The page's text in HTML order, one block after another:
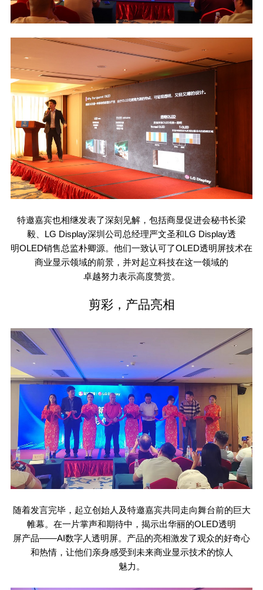
特邀嘉宾也相继发表了深刻见解，包括商显促进会秘书长梁
毅、 LG Display深圳公司总经理严文圣和LG Display透
明OLED销售总监朴卿源。他们一致认可了OLED透明屏技术在
商业显示领域的前景，并对起立科技在这一领域的
卓越努力表示高度赞赏。
剪彩，产品亮相
随着发言完毕，起立创始人及特邀嘉宾共同走向舞台前的巨大
帷幕。在一片掌声和期待中，揭示出华丽的OLED透明
屏产品——AI数字人透明屏。产品的亮相激发了观众的好奇心
和热情，让他们亲身感受到未来商业显示技术的惊人
魅力。